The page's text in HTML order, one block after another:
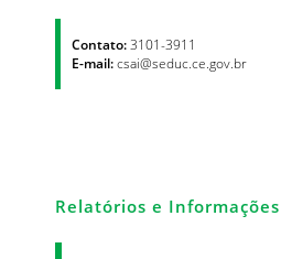
Contato:3101-3911
E-mail:csai@seduc.ce.gov.br
Relatórios e Informações